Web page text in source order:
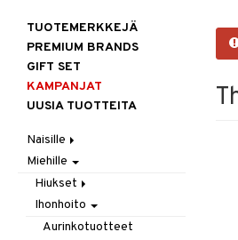
TUOTEMERKKEJÄ
PREMIUM BRANDS
GIFT SET
KAMPANJAT
UUSIA TUOTTEITA
Naisille
Hiukset
Gift Set
Harjat / Kammat
Hiuskuurit
Ihonhoito
Aurinkotuotteet
Erikoistuotteet
Korut
Kaulakorut
Kosmetiikka
Miehille
Hiukset
Hiustenlähtö
Hiusväri
Ihonhoito
Aurinkotuotteet